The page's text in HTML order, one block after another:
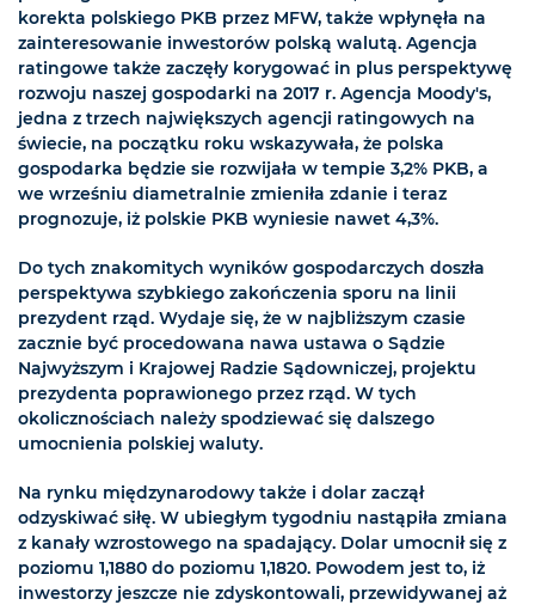
korekta polskiego PKB przez MFW, także wpłynęła na
zainteresowanie inwestorów polską walutą. Agencja
ratingowe także zaczęły korygować in plus perspektywę
rozwoju naszej gospodarki na 2017 r. Agencja Moody's,
jedna z trzech największych agencji ratingowych na
świecie, na początku roku wskazywała, że polska
gospodarka będzie sie rozwijała w tempie 3,2% PKB, a
we wrześniu diametralnie zmieniła zdanie i teraz
prognozuje, iż polskie PKB wyniesie nawet 4,3%.
Do tych znakomitych wyników gospodarczych doszła
perspektywa szybkiego zakończenia sporu na linii
prezydent rząd. Wydaje się, że w najbliższym czasie
zacznie być procedowana nawa ustawa o Sądzie
Najwyższym i Krajowej Radzie Sądowniczej, projektu
prezydenta poprawionego przez rząd. W tych
okolicznościach należy spodziewać się dalszego
umocnienia polskiej waluty.
Na rynku międzynarodowy także i dolar zaczął
odzyskiwać siłę. W ubiegłym tygodniu nastąpiła zmiana
z kanały wzrostowego na spadający. Dolar umocnił się z
poziomu 1,1880 do poziomu 1,1820. Powodem jest to, iż
inwestorzy jeszcze nie zdyskontowali, przewidywanej aż